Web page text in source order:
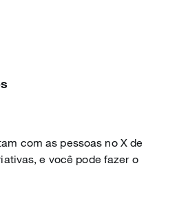
com as pessoas no X de
e você pode fazer o